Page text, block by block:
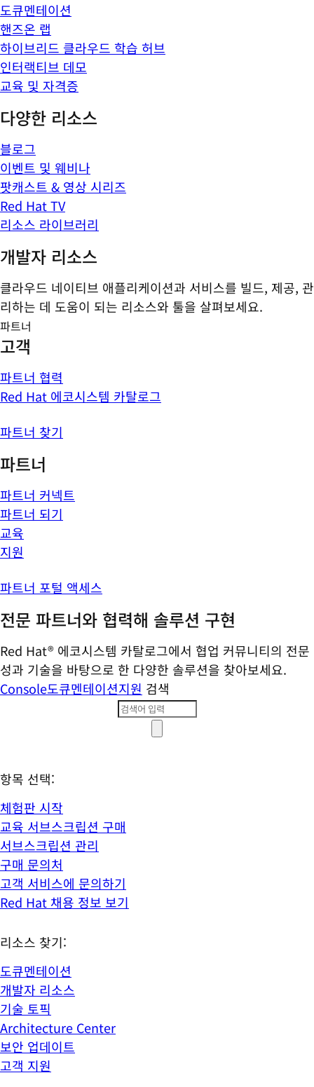
도큐멘테이션
핸즈온 랩
하이브리드 클라우드 학습 허브
인터랙티브 데모
교육 및 자격증
다양한 리소스
블로그
이벤트 및 웨비나
팟캐스트 & 영상 시리즈
Red Hat TV
리소스 라이브러리
개발자 리소스
클라우드 네이티브 애플리케이션과 서비스를 빌드, 제공, 관
리하는 데 도움이 되는 리소스와 툴을 살펴보세요.
파트너
고객
파트너 협력
Red Hat 에코시스템 카탈로그
파트너 찾기
파트너
파트너 커넥트
파트너 되기
교육
지원
파트너 포털 액세스
전문 파트너와 협력해 솔루션 구현
Red Hat® 에코시스템 카탈로그에서 협업 커뮤니티의 전문
성과 기술을 바탕으로 한 다양한 솔루션을 찾아보세요.
Console도큐멘테이션지원 검색
항목 선택:
체험판 시작
교육 서브스크립션 구매
서브스크립션 관리
구매 문의처
고객 서비스에 문의하기
Red Hat 채용 정보 보기
리소스 찾기:
도큐멘테이션
개발자 리소스
기술 토픽
Architecture Center
보안 업데이트
고객 지원